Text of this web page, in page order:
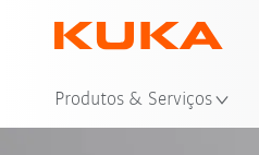
Produtos & Serviços